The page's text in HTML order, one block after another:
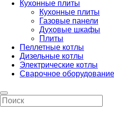
Кухонные плиты
Кухонные плиты
Газовые панели
Духовые шкафы
Плиты
Пеллетные котлы
Дизельные котлы
Электрические котлы
Сварочное оборудование